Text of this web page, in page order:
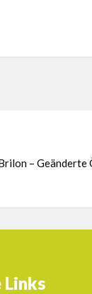
–